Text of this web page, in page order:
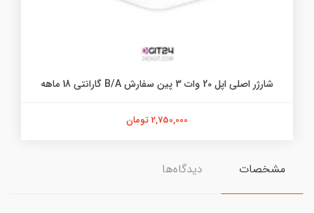
شارژر اصلی اپل 20 وات 3 پین سفارش B/A گارانتی 18 ماهه
2,750,000 تومان
مشخصات دیدگاه‌ها